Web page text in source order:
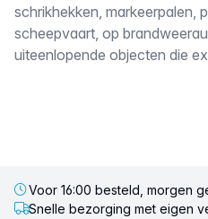
schrikhekken, markeerpalen,
scheepvaart, op
uiteenlopende objecten die
Voor 16:00 besteld, morgen
Snelle bezorging met eigen